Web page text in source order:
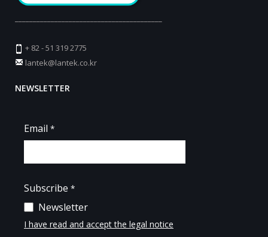
+ 82 - 51 319 2775
lantek@lantek.co.kr
NEWSLETTER